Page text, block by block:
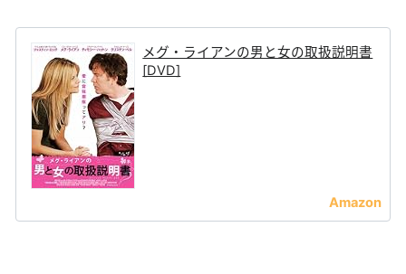
メグ・ライアンの男と女の取扱説明書
[DVD]